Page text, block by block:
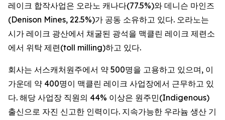
레이크 합작사업은 오라노 캐나다(77.5%)와 데니슨 마인즈
(Denison Mines, 22.5%)가 공동 소유하고 있다. 오라노는
시가 레이크 광산에서 채굴된 광석을 맥클린 레이크 제련소
에서 위탁 제련(toll milling)하고 있다.
회사는 서스캐처원주에서 약 500명을 고용하고 있으며, 이
가운데 약 400명이 맥클린 레이크 사업장에서 근무하고 있
다. 해당 사업장 직원의 44% 이상은 원주민(Indigenous)
출신으로 자진 신고한 인력이다. 지속가능한 우라늄 생산 기